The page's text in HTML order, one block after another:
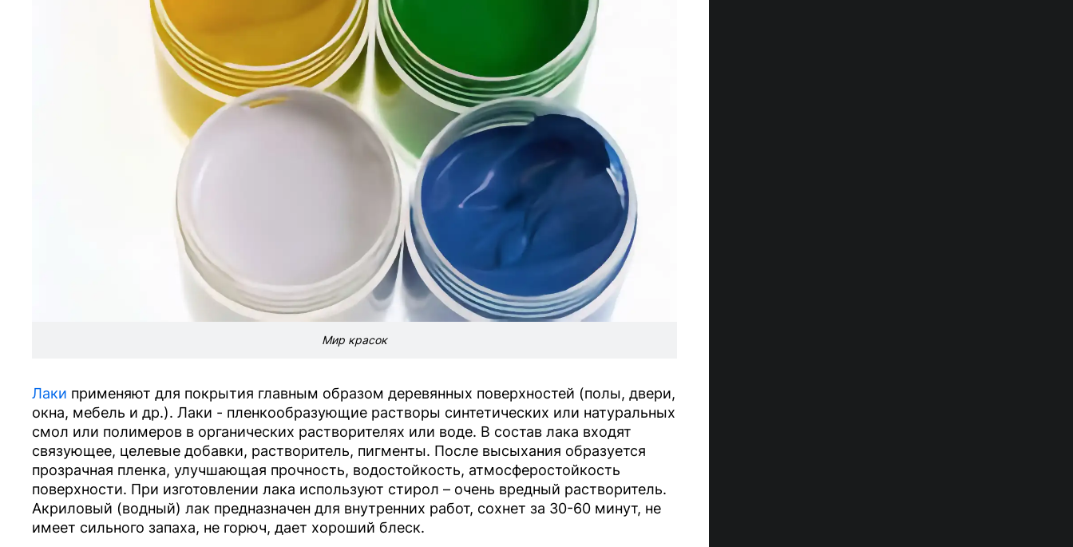
Мир красок
Лаки применяют для покрытия главным образом деревянных поверхностей (полы, двери,
окна, мебель и др.). Лаки - пленкообразующие растворы синтетических или натуральных
смол или полимеров в органических растворителях или воде. В состав лака входят
связующее, целевые добавки, растворитель, пигменты. После высыхания образуется
прозрачная пленка, улучшающая прочность, водостойкость, атмосферостойкость
поверхности. При изготовлении лака используют стирол – очень вредный растворитель.
Акриловый (водный) лак предназначен для внутренних работ, сохнет за 30-60 минут, не
имеет сильного запаха, не горюч, дает хороший блеск.